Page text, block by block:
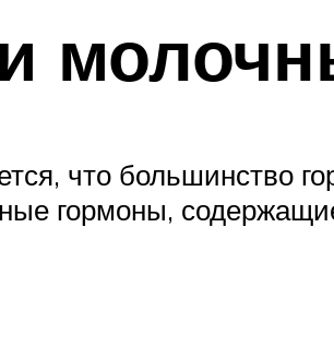
что большинство
гормоны,